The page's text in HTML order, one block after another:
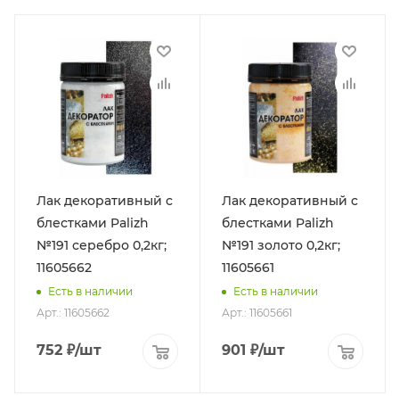
Лак декоративный с
блестками Palizh
№191 серебро 0,2кг;
11605662
Есть в наличии
Арт.: 11605662
752 ₽/шт
Лак декоративный с
блестками Palizh
№191 золото 0,2кг;
11605661
Есть в наличии
Арт.: 11605661
901 ₽/шт